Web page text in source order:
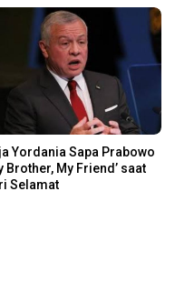
Yordania Sapa Prabowo
Brother, My Friend’ saat
Selamat